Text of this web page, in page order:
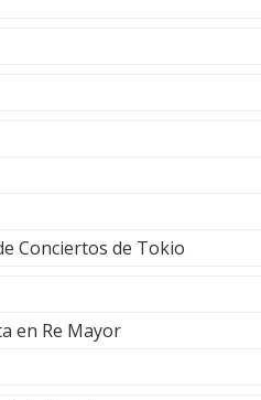
Conciertos de Tokio
en Re Mayor